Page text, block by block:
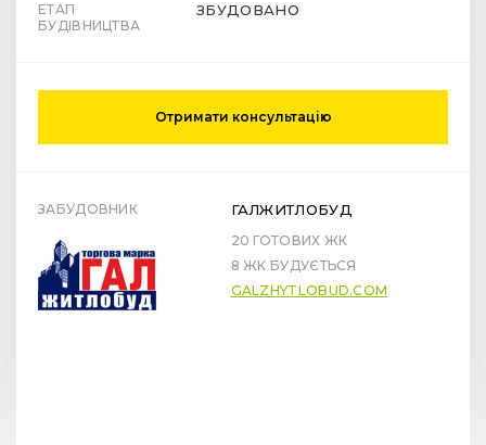
ЕТАП
БУДІВНИЦТВА
ЗБУДОВАНО
Отримати консультацію
ЗАБУДОВНИК ГАЛЖИТЛОБУД
20 ГОТОВИХ ЖК
8 ЖК БУДУЄТЬСЯ
GALZHYTLOBUD.COM